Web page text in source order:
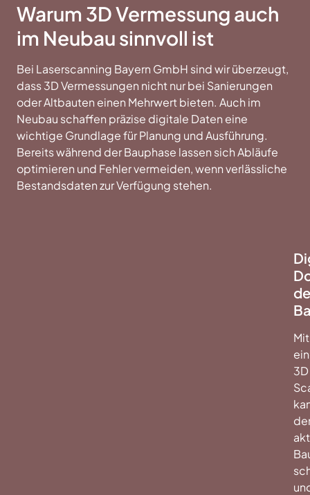
Warum 3D Vermessung auch
im Neubau sinnvoll ist
Bei Laserscanning Bayern GmbH sind wir überzeugt,
dass 3D Vermessungen nicht nur bei Sanierungen
oder Altbauten einen Mehrwert bieten. Auch im
Neubau schaffen präzise digitale Daten eine
wichtige Grundlage für Planung und Ausführung.
Bereits während der Bauphase lassen sich Abläufe
optimieren und Fehler vermeiden, wenn verlässliche
Bestandsdaten zur Verfügung stehen.
Mit
3D